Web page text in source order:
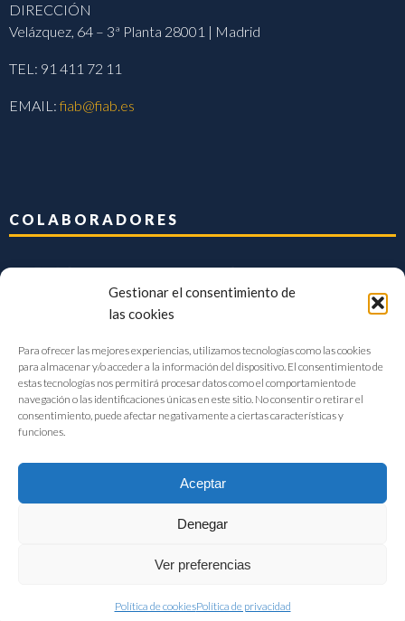
Gestionar el consentimiento de
las cookies
Para ofrecer las mejores experiencias, utilizamos tecnologías como las cookies
para almacenar y/o acceder a la información del dispositivo. El consentimiento de
estas tecnologías nos permitirá procesar datos como el comportamiento de
navegación o las identificaciones únicas en este sitio. No consentir o retirar el
consentimiento, puede afectar negativamente a ciertas características y
funciones.
Aceptar
Denegar
Ver preferencias
Política de cookiesPolítica de privacidad
DIRECCIÓN
Velázquez, 64 – 3ª Planta 28001 | Madrid
TEL: 91 411 72 11
EMAIL:fiab@fiab.es
COLABORADORES
FIAB Federación Española de Industrias de la Alimentación y Bebidas